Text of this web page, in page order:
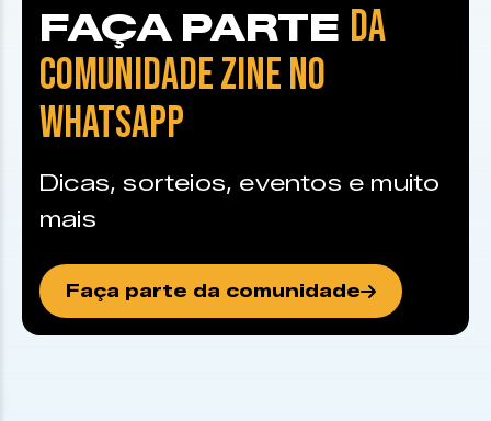
FAÇA PARTE DA
COMUNIDADE ZINE NO
WHATSAPP
Dicas, sorteios, eventos e muito
mais
Faça parte da comunidade